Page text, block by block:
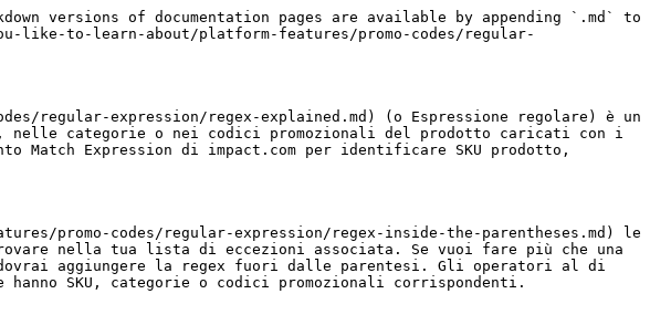
versions of documentation pages are available by appending `.md` to
like-to-learn-about/platform-features/promo-codes/regular-
regular-expression/regex-explained.md) (o Espressione regolare) è un
nelle categorie o nei codici promozionali del prodotto caricati con i
Match Expression di impact.com per identificare SKU prodotto,
promo-codes/regular-expression/regex-inside-the-parentheses.md) le
nella tua lista di eccezioni associata. Se vuoi fare più che una
aggiungere la regex fuori dalle parentesi. Gli operatori al di
SKU, categorie o codici promozionali corrispondenti.